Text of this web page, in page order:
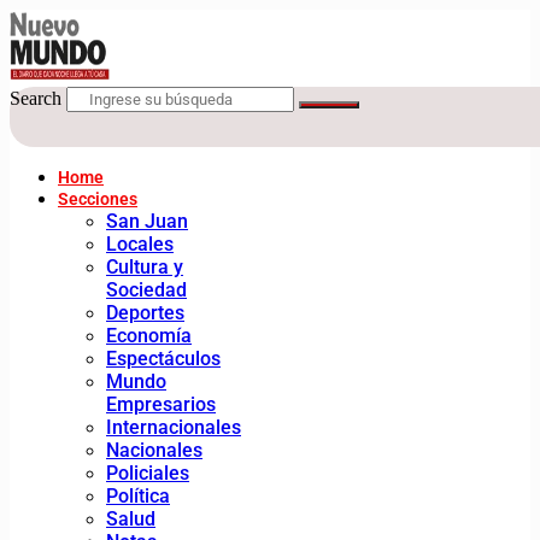
Search
Home
Secciones
San Juan
Locales
Cultura y
Sociedad
Deportes
Economía
Espectáculos
Mundo
Empresarios
Internacionales
Nacionales
Policiales
Política
Salud